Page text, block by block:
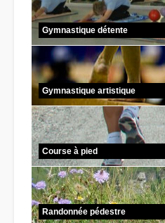
Gymnastique détente
Gymnastique artistique
Course à pied
Randonnée pédestre